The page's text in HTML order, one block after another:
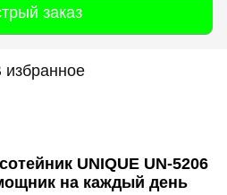
заказ
избранное
UNIQUE UN-5206
на каждый день